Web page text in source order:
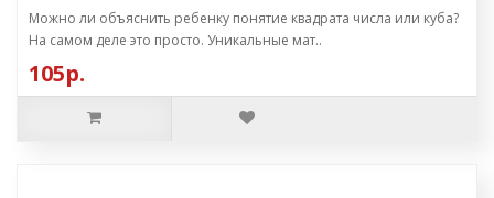
Можно ли объяснить ребенку понятие квадрата числа или куба?
На самом деле это просто. Уникальные мат..
105р.